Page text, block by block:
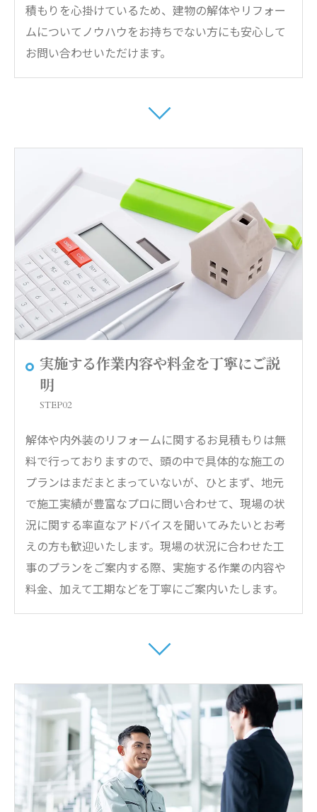
積もりを心掛けているため、建物の解体やリフォー
ムについてノウハウをお持ちでない方にも安心して
お問い合わせいただけます。
実施する作業内容や料金を丁寧にご説
明
STEP02
解体や内外装のリフォームに関するお見積もりは無
料で行っておりますので、頭の中で具体的な施工の
プランはまだまとまっていないが、ひとまず、地元
で施工実績が豊富なプロに問い合わせて、現場の状
況に関する率直なアドバイスを聞いてみたいとお考
えの方も歓迎いたします。現場の状況に合わせた工
事のプランをご案内する際、実施する作業の内容や
料金、加えて工期などを丁寧にご案内いたします。